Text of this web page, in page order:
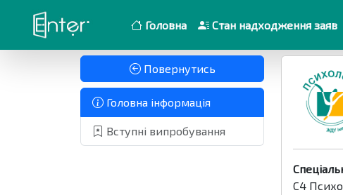
Головна Стан надходження заяв
Повернутись
Головна інформація
Вступні випробування
C4